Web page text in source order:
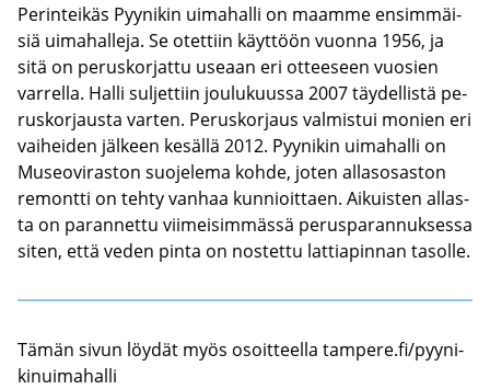
Pe­rin­tei­käs Pyy­ni­kin ui­ma­hal­li on maam­me en­sim­mäi­
siä ui­ma­hal­le­ja. Se otet­tiin käyt­töön vuon­na 1956, ja
sitä on pe­rus­kor­jat­tu use­aan eri ot­tee­seen vuo­sien
var­rel­la. Halli sul­jet­tiin jou­lu­kuus­sa 2007 täy­del­lis­tä pe­
rus­kor­jaus­ta var­ten. Pe­rus­kor­jaus val­mis­tui mo­nien eri
vai­hei­den jäl­keen ke­säl­lä 2012. Pyy­ni­kin ui­ma­hal­li on
Museo­vi­ras­ton suo­je­le­ma kohde, joten al­las­osas­ton
re­mont­ti on tehty van­haa kun­nioit­taen. Ai­kuis­ten al­las­
ta on pa­ran­net­tu vii­mei­sim­mäs­sä pe­rus­pa­ran­nuk­ses­sa
siten, että veden pinta on nos­tet­tu lat­tia­pin­nan ta­sol­le.
Tämän sivun löy­dät myös osoit­teel­la tam­pe­re.fi/pyy­ni­
ki­nui­ma­hal­li